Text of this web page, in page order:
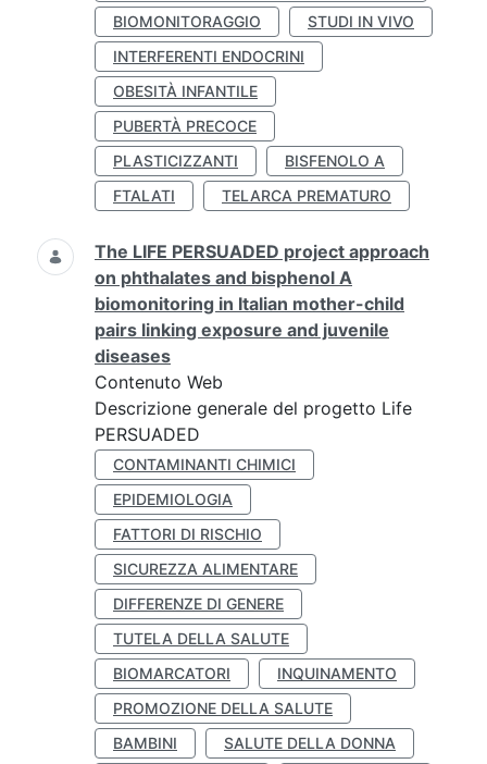
BIOMONITORAGGIO
STUDI IN VIVO
INTERFERENTI ENDOCRINI
OBESITÀ INFANTILE
PUBERTÀ PRECOCE
PLASTICIZZANTI
BISFENOLO A
FTALATI
TELARCA PREMATURO
The LIFE PERSUADED project approach
on phthalates and bisphenol A
biomonitoring in Italian mother-child
pairs linking exposure and juvenile
diseases
Contenuto Web
Descrizione generale del progetto Life
PERSUADED
CONTAMINANTI CHIMICI
EPIDEMIOLOGIA
FATTORI DI RISCHIO
SICUREZZA ALIMENTARE
DIFFERENZE DI GENERE
TUTELA DELLA SALUTE
BIOMARCATORI
INQUINAMENTO
PROMOZIONE DELLA SALUTE
BAMBINI
SALUTE DELLA DONNA